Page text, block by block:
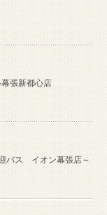
張新都心店
バス イオン幕張店～